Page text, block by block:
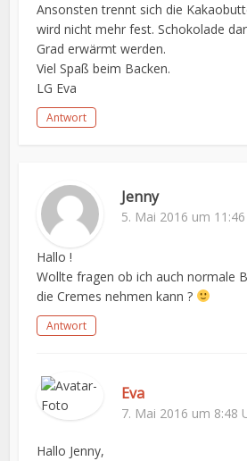
Ansonsten trennt sich die
wird nicht mehr fest. Schokolade
Grad erwärmt werden.
Viel Spaß beim Backen.
LG Eva
Antwort
Jenny
5. Mai 2016 um
Hallo !
Wollte fragen ob ich auch normale
die Cremes nehmen kann ?
Antwort
Eva
7. Mai 2016 um 8:48
Hallo Jenny,